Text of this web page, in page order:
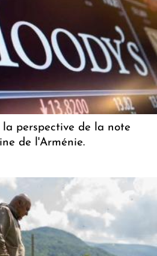
la perspective de la note
de l'Arménie.